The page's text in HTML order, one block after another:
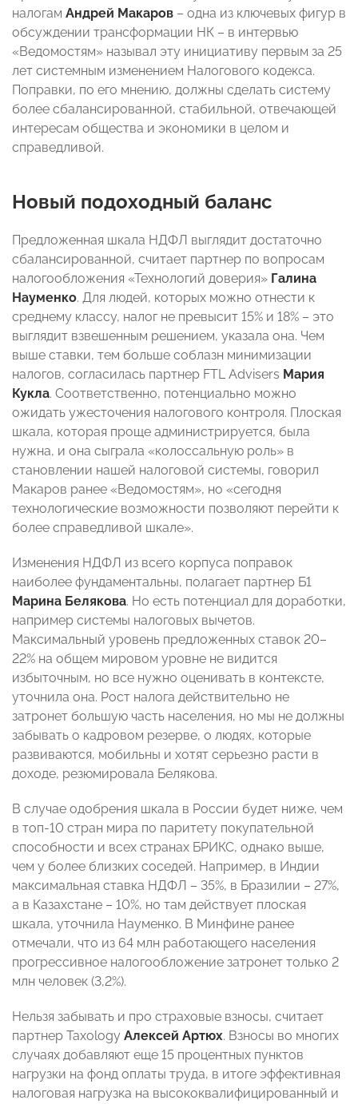
налогам Андрей Макаров – одна из ключевых фигур в
обсуждении трансформации НК – в интервью
«Ведомостям» называл эту инициативу первым за 25
лет системным изменением Налогового кодекса.
Поправки, по его мнению, должны сделать систему
более сбалансированной, стабильной, отвечающей
интересам общества и экономики в целом и
справедливой.
Новый подоходный баланс
Предложенная шкала НДФЛ выглядит достаточно
сбалансированной, считает партнер по вопросам
налогообложения «Технологий доверия» Галина
Науменко. Для людей, которых можно отнести к
среднему классу, налог не превысит 15% и 18% – это
выглядит взвешенным решением, указала она. Чем
выше ставки, тем больше соблазн минимизации
налогов, согласилась партнер FTL Advisers Мария
Кукла. Соответственно, потенциально можно
ожидать ужесточения налогового контроля. Плоская
шкала, которая проще администрируется, была
нужна, и она сыграла «колоссальную роль» в
становлении нашей налоговой системы, говорил
Макаров ранее «Ведомостям», но «сегодня
технологические возможности позволяют перейти к
более справедливой шкале».
Изменения НДФЛ из всего корпуса поправок
наиболее фундаментальны, полагает партнер Б1
Марина Белякова. Но есть потенциал для доработки,
например системы налоговых вычетов.
Максимальный уровень предложенных ставок 20–
22% на общем мировом уровне не видится
избыточным, но все нужно оценивать в контексте,
уточнила она. Рост налога действительно не
затронет большую часть населения, но мы не должны
забывать о кадровом резерве, о людях, которые
развиваются, мобильны и хотят серьезно расти в
доходе, резюмировала Белякова.
В случае одобрения шкала в России будет ниже, чем
в топ-10 стран мира по паритету покупательной
способности и всех странах БРИКС, однако выше,
чем у более близких соседей. Например, в Индии
максимальная ставка НДФЛ – 35%, в Бразилии – 27%,
а в Казахстане – 10%, но там действует плоская
шкала, уточнила Науменко. В Минфине ранее
отмечали, что из 64 млн работающего населения
прогрессивное налогообложение затронет только 2
млн человек (3,2%).
Нельзя забывать и про страховые взносы, считает
партнер Taxology Алексей Артюх. Взносы во многих
случаях добавляют еще 15 процентных пунктов
нагрузки на фонд оплаты труда, в итоге эффективная
налоговая нагрузка на высококвалифицированный и